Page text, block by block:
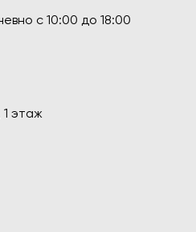
c 10:00 до 18:00
1 этаж